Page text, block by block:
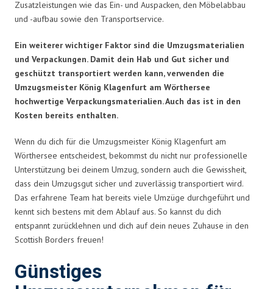
Zusatzleistungen wie das Ein- und Auspacken, den Möbelabbau
und -aufbau sowie den Transportservice.
Ein weiterer wichtiger Faktor sind die Umzugsmaterialien
und Verpackungen. Damit dein Hab und Gut sicher und
geschützt transportiert werden kann, verwenden die
Umzugsmeister König Klagenfurt am Wörthersee
hochwertige Verpackungsmaterialien. Auch das ist in den
Kosten bereits enthalten.
Wenn du dich für die Umzugsmeister König Klagenfurt am
Wörthersee entscheidest, bekommst du nicht nur professionelle
Unterstützung bei deinem Umzug, sondern auch die Gewissheit,
dass dein Umzugsgut sicher und zuverlässig transportiert wird.
Das erfahrene Team hat bereits viele Umzüge durchgeführt und
kennt sich bestens mit dem Ablauf aus. So kannst du dich
entspannt zurücklehnen und dich auf dein neues Zuhause in den
Scottish Borders freuen!
Günstiges